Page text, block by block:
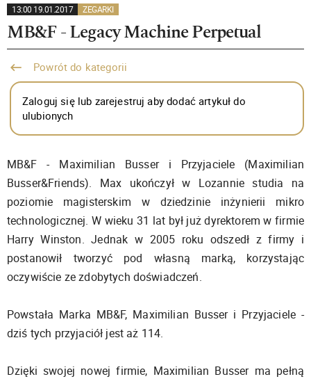
13:00 19.01.2017 ZEGARKI
MB&F - Legacy Machine Perpetual
Powrót do kategorii
Zaloguj się lub zarejestruj aby dodać artykuł do
ulubionych
MB&F - Maximilian Busser i Przyjaciele (Maximilian
Busser&Friends). Max ukończył w Lozannie studia na
poziomie magisterskim w dziedzinie inżynierii mikro
technologicznej. W wieku 31 lat był już dyrektorem w firmie
Harry Winston. Jednak w 2005 roku odszedł z firmy i
postanowił tworzyć pod własną marką, korzystając
oczywiście ze zdobytych doświadczeń.
Powstała Marka MB&F, Maximilian Busser i Przyjaciele -
dziś tych przyjaciół jest aż 114.
Dzięki swojej nowej firmie, Maximilian Busser ma pełną